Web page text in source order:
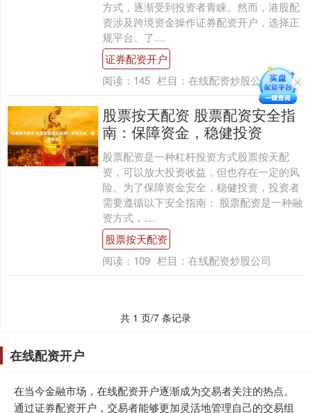
方式，逐渐受到投资者青睐。然而，港股配
资涉及跨境资金操作证券配资开户，选择正
规平台、了....
证券配资开户
阅读： 145 栏目： 在线配资炒股公司
股票按天配资 股票配资安全指
南：保障资金，稳健投资
股票配资是一种杠杆投资方式股票按天配
资，可以放大投资收益，但也存在一定的风
险。为了保障资金安全，稳健投资，投资者
需要遵循以下安全指南： 股票配资是一种融
资方式，....
股票按天配资
阅读： 109 栏目： 在线配资炒股公司
共 1 页/7 条记录
在线配资开户
在当今金融市场，在线配资开户逐渐成为交易者关注的热点。
通过证券配资开户，交易者能够更加灵活地管理自己的交易组